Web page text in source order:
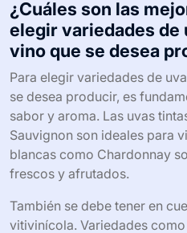
cuenta el perfil de sabor
variedades deben alinearse
mercado y las tendencias de
recomendable realizar
momentos para determinar
recolección. Estos factores
producción de vino de alta
¿Cuáles son las
vino que se desea